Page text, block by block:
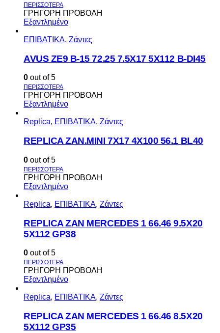
ΓΡΗΓΟΡΗ ΠΡΟΒΟΛΗ
Εξαντλημένο
ΕΠΙΒΑΤΙΚΑ, Ζάντες
AVUS ΖΕ9 Β-15 72.25 7.5Χ17 5Χ112 Β-DI45
0 out of 5
ΓΡΗΓΟΡΗ ΠΡΟΒΟΛΗ
Εξαντλημένο
Replica, ΕΠΙΒΑΤΙΚΑ, Ζάντες
REPLICA ZAN.MINI 7X17 4X100 56.1 BL40
0 out of 5
ΓΡΗΓΟΡΗ ΠΡΟΒΟΛΗ
Εξαντλημένο
Replica, ΕΠΙΒΑΤΙΚΑ, Ζάντες
REPLICA ZAN MERCEDES 1 66.46 9.5X20
5X112 GP38
0 out of 5
ΓΡΗΓΟΡΗ ΠΡΟΒΟΛΗ
Εξαντλημένο
Replica, ΕΠΙΒΑΤΙΚΑ, Ζάντες
REPLICA ZAN MERCEDES 1 66.46 8.5X20
5X112 GP35